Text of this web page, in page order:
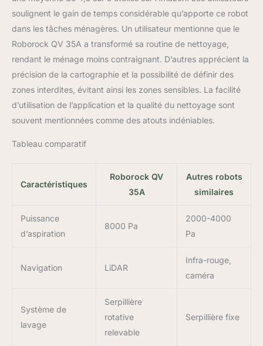
avec des animaux ou
des poils. Dites adieu aux
nœuds grâce à cet robot
aspirateur innovant.
Évitement des obstacles
Reactive Tech : Équipé
du système Reactive
Tech, l'aspirateur laveur
robot roborock QV 35A
précision les obstacles
également de manière
intelligente les zones
restreints, afin d'éviter de
rester bloqué et de
ininterrompu. Navigation
et cartographie LiDAR
de navigation LiDAR
balayage à 360° et crée
des cartes détaillées en
soulignent le gain de temps considérable qu’apporte ce robot
dans les tâches ménagères. Un utilisateur mentionne que le
Roborock QV 35A a transformé sa routine de nettoyage,
rendant le ménage moins contraignant. D’autres apprécient la
précision de la cartographie et la possibilité de définir des
zones interdites, évitant ainsi les zones sensibles. La facilité
d’utilisation de l’application et la qualité du nettoyage sont
souvent mentionnées comme des atouts indéniables.
Tableau comparatif
Caractéristiques
Roborock QV
35A
Autres robots
similaires
Puissance
d’aspiration
8000 Pa
2000-4000
Pa
Navigation LiDAR
Infra-rouge,
caméra
Système de
lavage
Serpillière
rotative
relevable
Serpillière fixe